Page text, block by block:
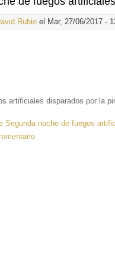
Rubio el Mar, 27/06/2017 -
artificiales disparados por la
Segunda noche de fuegos